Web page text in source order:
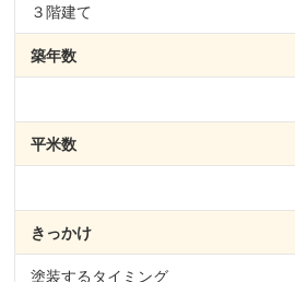
３階建て
築年数
平米数
きっかけ
塗装するタイミング